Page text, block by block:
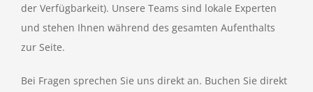
der Verfügbarkeit). Unsere Teams sind lokale Experten
und stehen Ihnen während des gesamten Aufenthalts
zur Seite.
Bei Fragen sprechen Sie uns direkt an. Buchen Sie direkt